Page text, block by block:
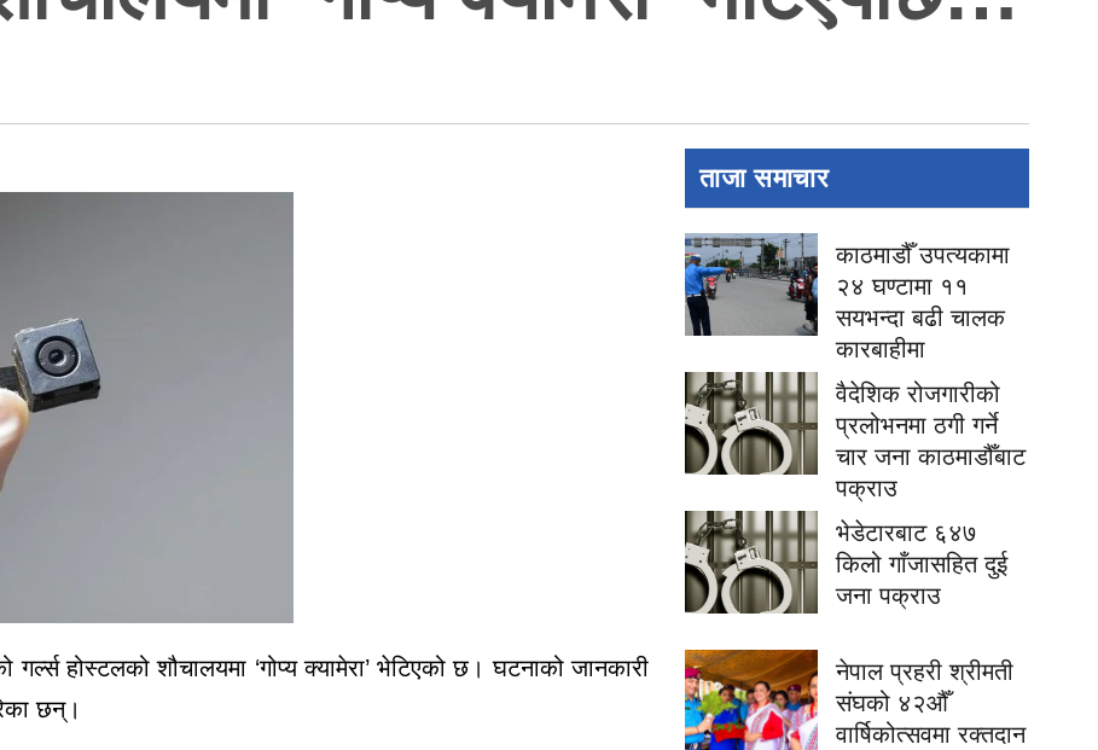
होस्टलको शौचालयमा ‘गोप्य क्यामेरा’ भेटिएको छ। घटनाको जानकारी
छन्।
ताजा समाचार
काठमाडौँ उपत्यकामा
२४ घण्टामा ११
सयभन्दा बढी चालक
कारबाहीमा
वैदेशिक रोजगारीको
प्रलोभनमा ठगी गर्ने
चार जना काठमाडौँबाट
पक्राउ
भेडेटारबाट ६४७
किलो गाँजासहित दुई
जना पक्राउ
नेपाल प्रहरी श्रीमती
संघको ४२औँ
वार्षिकोत्सवमा रक्तदान